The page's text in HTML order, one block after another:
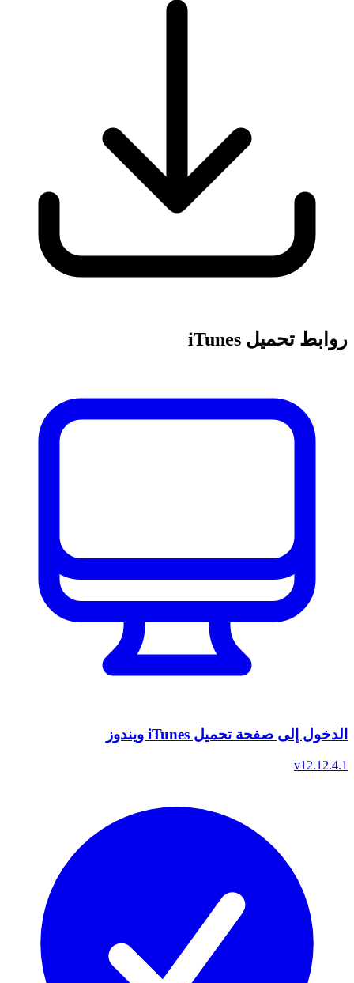
روابط تحميل iTunes
الدخول إلى صفحة تحميل iTunes ويندوز
v12.12.4.1